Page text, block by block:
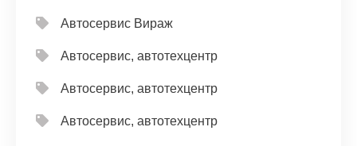
Автосервис Вираж
Автосервис, автотехцентр
Автосервис, автотехцентр
Автосервис, автотехцентр